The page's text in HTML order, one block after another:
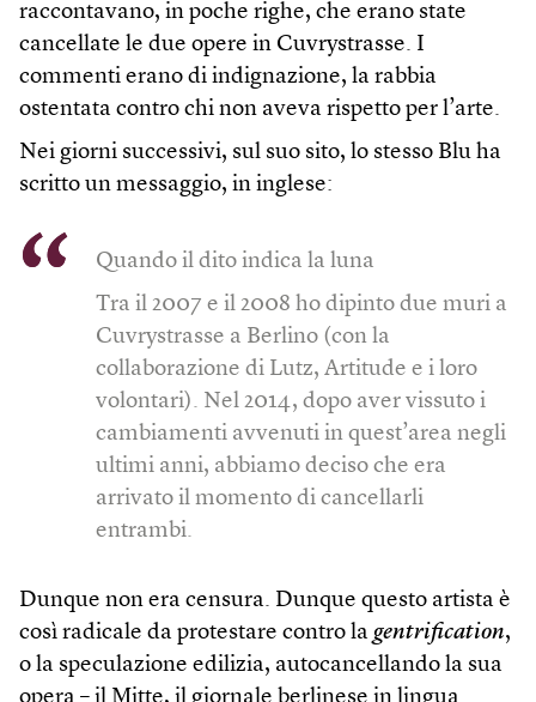
raccontavano, in poche righe, che erano state
cancellate le due opere in Cuvrystrasse. I
commenti erano di indignazione, la rabbia
ostentata contro chi non aveva rispetto per l’arte.
Nei giorni successivi, sul suo sito, lo stesso Blu ha
scritto un messaggio, in inglese:
Quando il dito indica la luna
Tra il 2007 e il 2008 ho dipinto due muri a
Cuvrystrasse a Berlino (con la
collaborazione di Lutz, Artitude e i loro
volontari). Nel 2014, dopo aver vissuto i
cambiamenti avvenuti in quest’area negli
ultimi anni, abbiamo deciso che era
arrivato il momento di cancellarli
entrambi.
Dunque non era censura. Dunque questo artista è
così radicale da protestare contro la gentrification,
o la speculazione edilizia, autocancellando la sua